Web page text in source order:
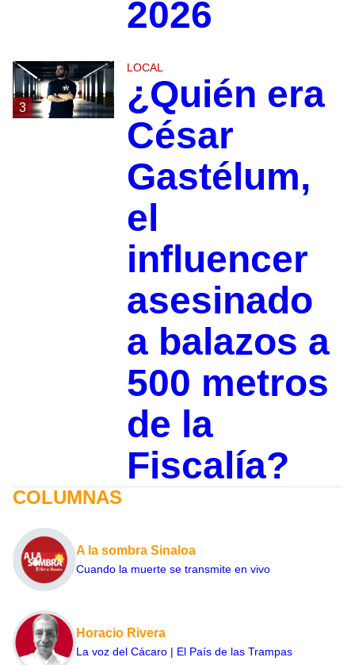
2026
3
LOCAL
¿Quién era
César
Gastélum,
el
influencer
asesinado
a balazos a
500 metros
de la
Fiscalía?
COLUMNAS
A la sombra Sinaloa
Cuando la muerte se transmite en vivo
Horacio Rivera
La voz del Cácaro | El País de las Trampas